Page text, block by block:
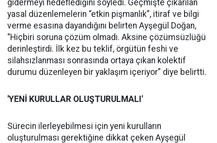
gidermeyi hedeflediğini söyledi. Geçmişte çıkarılan
yasal düzenlemelerin “etkin pişmanlık”, itiraf ve bilgi
verme esasına dayandığını belirten Ayşegül Doğan,
“Hiçbiri soruna çözüm olmadı. Aksine çözümsüzlüğü
derinleştirdi. İlk kez bu teklif, örgütün feshi ve
silahsızlanması sonrasında ortaya çıkan kolektif
durumu düzenleyen bir yaklaşım içeriyor” diye belirtti.
'YENİ KURULLAR OLUŞTURULMALI'
Sürecin ilerleyebilmesi için yeni kurulların
oluşturulması gerektiğine dikkat çeken Ayşegül